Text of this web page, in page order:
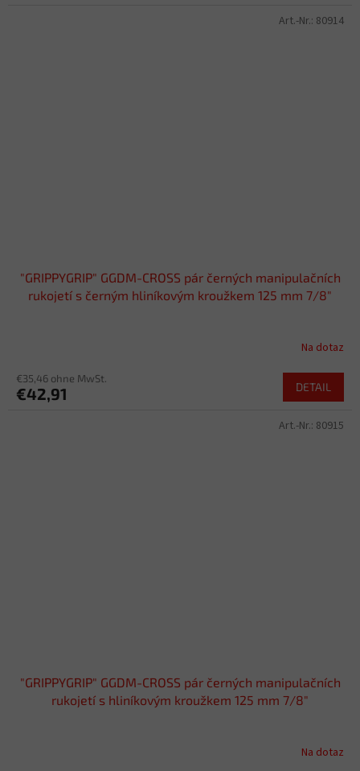
"GRIPPYGRIP" GGDM-CROSS pár černých manipulačních
rukojetí s černým hliníkovým kroužkem 125 mm 7/8"
Na dotaz
€35,46 ohne MwSt.
€42,91 DETAIL
Art.-Nr.: 80914
"GRIPPYGRIP" GGDM-CROSS pár černých manipulačních
rukojetí s hliníkovým kroužkem 125 mm 7/8"
Na dotaz
Art.-Nr.: 80915